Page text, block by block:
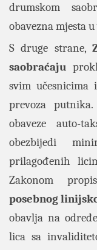
drumskom
obavezna mjesta
S druge strane,
saobraćaju
svim učesnicima
prevoza
obaveze auto-
obezbijedi
prilagođenih
Zakonom
posebnog
obavlja na
lica sa